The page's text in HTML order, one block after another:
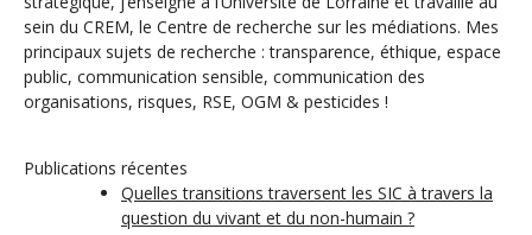
sein du CREM, le Centre de recherche sur les médiations. Mes
principaux sujets de recherche : transparence, éthique, espace
public, communication sensible, communication des
organisations, risques, RSE, OGM & pesticides !
Publications récentes
Quelles transitions traversent les SIC à travers la
question du vivant et du non-humain ?